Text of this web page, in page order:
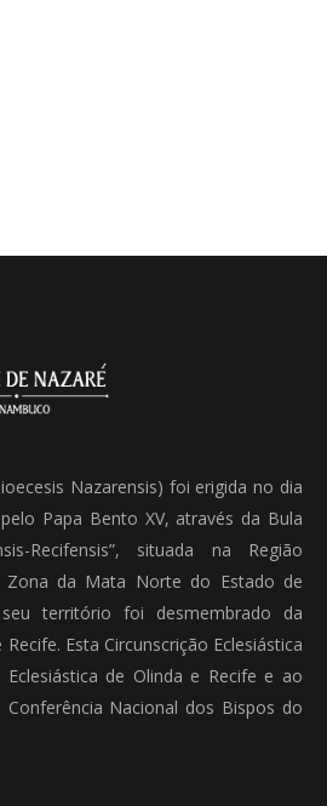
Nazarensis) foi erigida no dia
Papa Bento XV, através da Bula
Recifensis”, situada na Região
da Mata Norte do Estado de
território foi desmembrado da
Esta Circunscrição Eclesiástica
de Olinda e Recife e ao
Nacional dos Bispos do